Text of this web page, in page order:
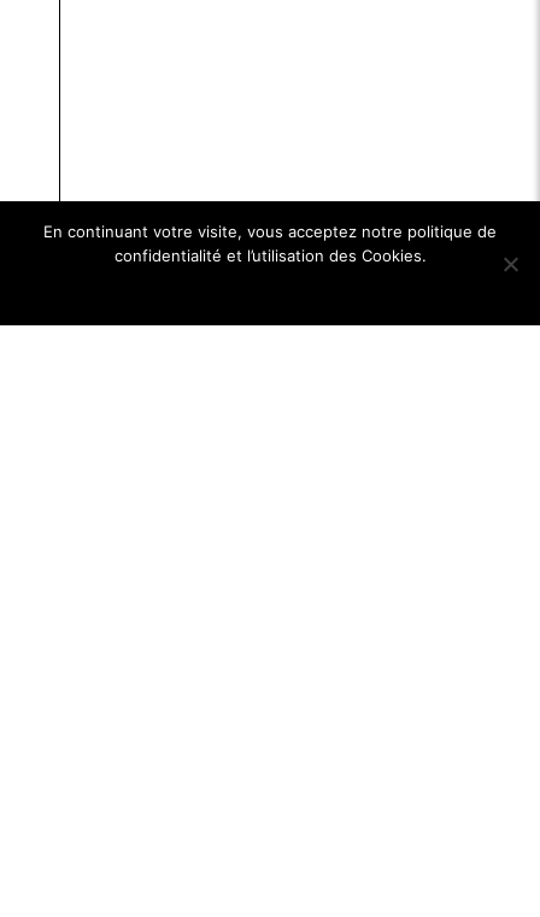
En continuant votre visite, vous acceptez notre politique de
confidentialité et l’utilisation des Cookies.